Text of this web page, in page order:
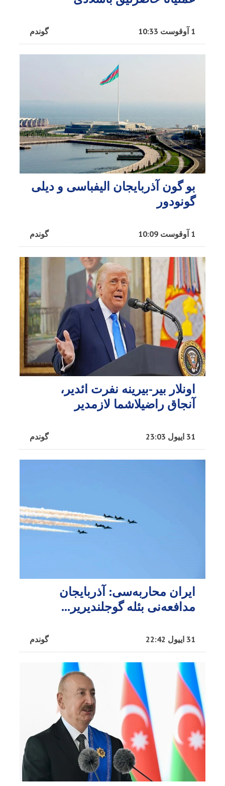
گوندم 1 آوقوست 10:33
بو گون آذربایجان الیفباسی و دیلی
گونودور
گوندم 1 آوقوست 10:09
اونلار بیر-بیرینه نفرت ائدیر،
آنجاق راضیلاشما لازمدیر
گوندم 31 اییول 23:03
ایران محاربه‌سی: آذربایجان
مدافعه‌نی بئله گوجلندیریر...
گوندم 31 اییول 22:42